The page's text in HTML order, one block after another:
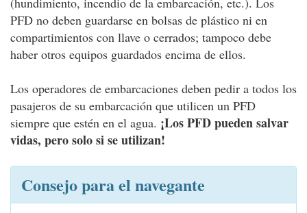
PFD no deben guardarse en bolsas de plástico ni en
compartimientos con llave o cerrados; tampoco debe
haber otros equipos guardados encima de ellos.
Los operadores de embarcaciones deben pedir a todos los
pasajeros de su embarcación que utilicen un PFD
siempre que estén en el agua. ¡Los PFD pueden salvar
vidas, pero solo si se utilizan!
Consejo para el navegante